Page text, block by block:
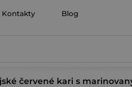
Kontakty Blog
červené kari s